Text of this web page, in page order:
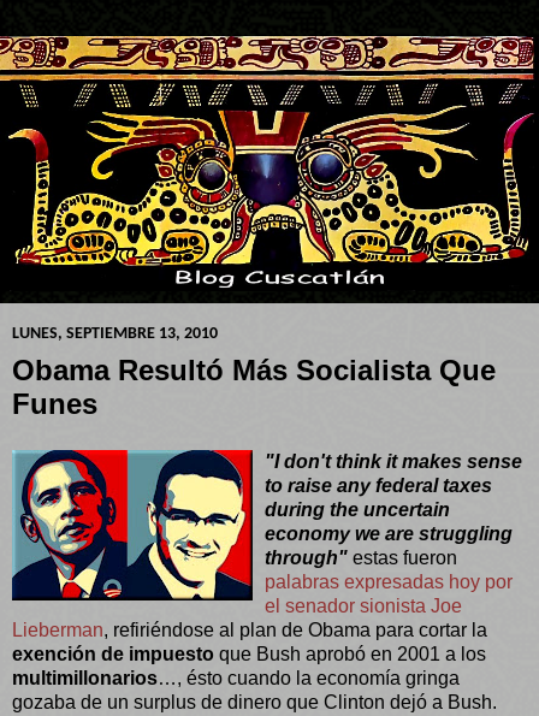
LUNES, SEPTIEMBRE 13, 2010
Obama Resultó Más Socialista Que
Funes
"I don't think it makes sense
to raise any federal taxes
during the uncertain
economy we are struggling
through" estas fueron
palabras expresadas hoy por
el senador sionista Joe
Lieberman, refiriéndose al plan de Obama para cortar la
exención de impuesto que Bush aprobó en 2001 a los
multimillonarios…, ésto cuando la economía gringa
gozaba de un surplus de dinero que Clinton dejó a Bush.